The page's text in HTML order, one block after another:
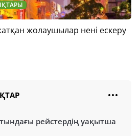
жолаушылар нені ескеру
рейстердің уақытша